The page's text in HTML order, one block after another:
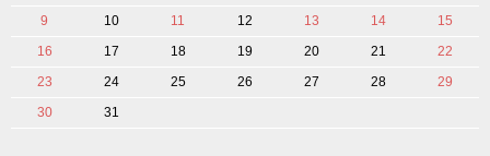
9
10 11 12 13 14
15
16
17 18 19 20 21
22
23
24 25 26 27 28
29
30
31